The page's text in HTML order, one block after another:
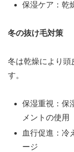
保湿ケア：乾
冬の抜け毛対策
冬は乾燥により頭
す。
保湿重視：保
メントの使用
血行促進：冷
ージ